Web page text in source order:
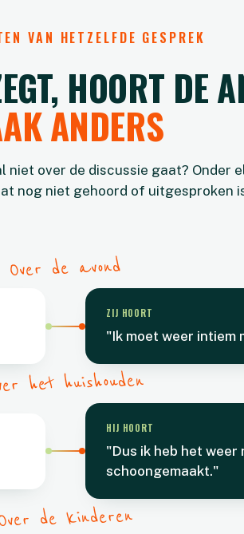
VAN HETZELFDE GESPREK
HOORT DE
ANDERS
niet over de discussie gaat? Onder
nog niet gehoord of uitgesproken
Over de avond
ZIJ HOORT
"Ik moet weer intiem
het huishouden
HIJ HOORT
"Dus ik heb het weer
schoongemaakt."
de kinderen